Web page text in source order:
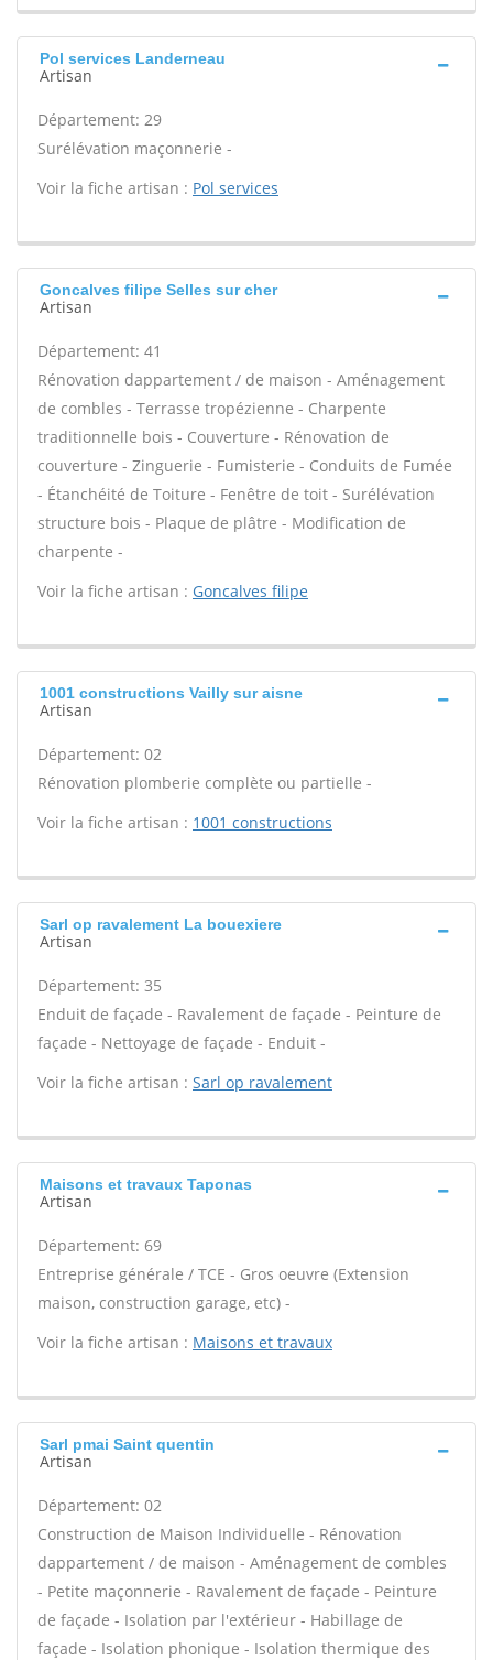
Pol services Landerneau
Artisan
Département: 29
Surélévation maçonnerie -
Voir la fiche artisan : Pol services
Goncalves filipe Selles sur cher
Artisan
Département: 41
Rénovation dappartement / de maison - Aménagement
de combles - Terrasse tropézienne - Charpente
traditionnelle bois - Couverture - Rénovation de
couverture - Zinguerie - Fumisterie - Conduits de Fumée
- Étanchéité de Toiture - Fenêtre de toit - Surélévation
structure bois - Plaque de plâtre - Modification de
charpente -
Voir la fiche artisan : Goncalves filipe
1001 constructions Vailly sur aisne
Artisan
Département: 02
Rénovation plomberie complète ou partielle -
Voir la fiche artisan : 1001 constructions
Sarl op ravalement La bouexiere
Artisan
Département: 35
Enduit de façade - Ravalement de façade - Peinture de
façade - Nettoyage de façade - Enduit -
Voir la fiche artisan : Sarl op ravalement
Maisons et travaux Taponas
Artisan
Département: 69
Entreprise générale / TCE - Gros oeuvre (Extension
maison, construction garage, etc) -
Voir la fiche artisan : Maisons et travaux
Sarl pmai Saint quentin
Artisan
Département: 02
Construction de Maison Individuelle - Rénovation
dappartement / de maison - Aménagement de combles
- Petite maçonnerie - Ravalement de façade - Peinture
de façade - Isolation par l'extérieur - Habillage de
façade - Isolation phonique - Isolation thermique des